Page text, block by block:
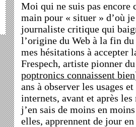
Moi qui ne suis pas encore
main pour « situer » d’où
journaliste critique qui
l’origine du Web à la fin
mes hésitations à accepter
Frespech, artiste pionner
poptronics connaissent bien
ans à observer les usages
internets, avant et après
j’en sais de moins en
elles, apprennent de jour